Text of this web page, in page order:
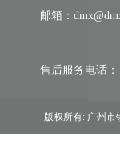
邮箱：
售后服务电话：
版权所有: 广州市